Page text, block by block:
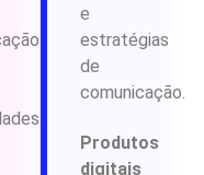
e
estratégias
de
comunicação.
Produtos
digitais